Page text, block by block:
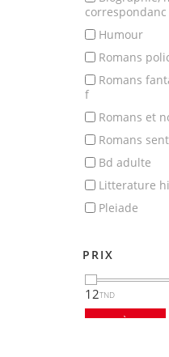
correspondanc
humour
romans
romans fantastiques et de science-
f
romans et
romans
bd adulte
litterature
pleiade
PRIX
12
MISE À JOUR